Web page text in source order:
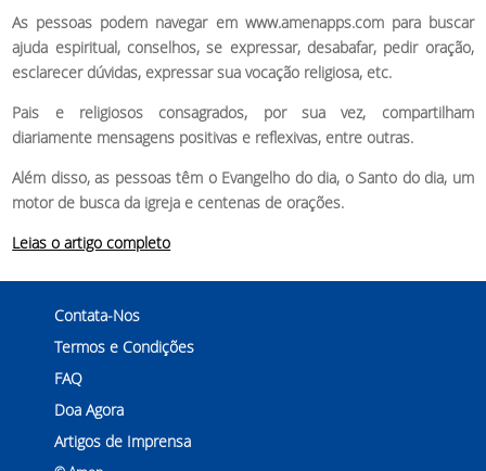
As pessoas podem navegar em www.amenapps.com para buscar
ajuda espiritual, conselhos, se expressar, desabafar, pedir oração,
esclarecer dúvidas, expressar sua vocação religiosa, etc.
Pais e religiosos consagrados, por sua vez, compartilham
diariamente mensagens positivas e reflexivas, entre outras.
Além disso, as pessoas têm o Evangelho do dia, o Santo do dia, um
motor de busca da igreja e centenas de orações.
Leias o artigo completo
Contata-Nos
Termos e Condições
FAQ
Doa Agora
Artigos de Imprensa